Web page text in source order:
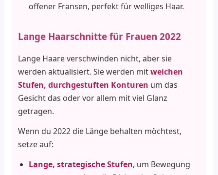
offener Fransen, perfekt für welliges Haar.
Lange Haarschnitte für Frauen 2022
Lange Haare verschwinden nicht, aber sie
werden aktualisiert. Sie werden mitweichen
Stufen, durchgestuften Konturen um das
Gesicht das oder vor allem mit viel Glanz
getragen.
Wenn du 2022 die Länge behalten möchtest,
setze auf:
Lange, strategische Stufen, um Bewegung